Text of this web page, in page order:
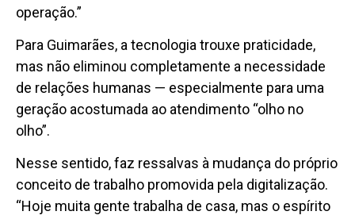
operação.”
Para Guimarães, a tecnologia trouxe praticidade,
mas não eliminou completamente a necessidade
de relações humanas — especialmente para uma
geração acostumada ao atendimento “olho no
olho”.
Nesse sentido, faz ressalvas à mudança do próprio
conceito de trabalho promovida pela digitalização.
“Hoje muita gente trabalha de casa, mas o espírito